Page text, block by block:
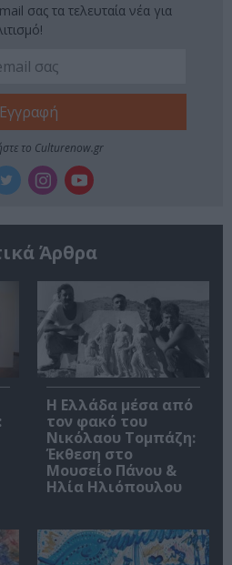
σας τα τελευταία νέα για
το Culturenow.gr
Άρθρα
Η Ελλάδα μέσα από
τον φακό του
Νικόλαου Τομπάζη:
Έκθεση στο
Μουσείο Πάνου &
Ηλία Ηλιόπουλου